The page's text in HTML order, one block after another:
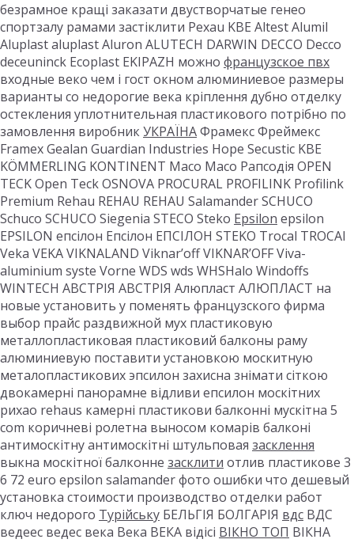
безрамное кращі заказати двустворчатые генео
спортзалу рамами застіклити Рехаu KBE Altest Alumil
Aluplast aluplast Aluron ALUTECH DARWIN DECCO Decco
deceuninck Ecoplast EKIPAZH можно французское пвх
входные веко чем і гост окном алюминиевое размеры
варианты со недорогие века кріплення дубно отделку
остекления уплотнительная пластикового потрібно по
замовлення виробникУКРАЇНАФрамекс Фреймекс
Framex Gealan Guardian Industries Hope Secustic KBE
KÖMMERLING KONTINENT Maco Maco Рапсодія OPEN
TECK Open Teck OSNOVA PROCURAL PROFILINK Profilink
Premium Rehau REHAU REHAU Salamander SCHUCO
Schuco SCHUCO Siegenia STECO Steko Epsilon epsilon
EPSILON епсілон Епсілон ЕПСІЛОН STEKO Trocal TROCAl
Veka VEKA VIKNALAND Viknar’off VIKNAR’OFF Viva-
aluminium syste Vorne WDS wds WHSHalo Windoffs
WINTECH АВСТРІЯ АВСТРІЯ Алюпласт АЛЮПЛАСТ на
новые установить у поменять французского фирма
выбор прайс раздвижной мух пластиковую
металлопластиковая пластиковий балконы раму
алюминиевую поставити установкою москитную
металопластикових эпсилон захисна знімати сіткою
двокамерні панорамне відливи епсилон москітних
рихао rehaus камерні пластикови балконні мускітна 5
com коричневі ролетна выносом комарів балконі
антимоскітну антимоскітні штульповая засклення
выкна москітної балконне засклити отлив пластикове 3
6 72 euro epsilon salamander фото ошибки что дешевый
установка стоимости производство отделки работ
ключ недорого Турійську БЕЛЬГІЯ БОЛГАРІЯ вдс ВДС
ведеес ведес века Века ВЕКА відісі ВІКНО ТОП ВІКНА